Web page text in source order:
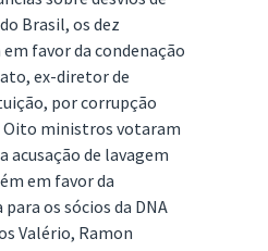
Brasil, os dez
favor da condenação
ex-diretor de
por corrupção
Oito ministros votaram
acusação de lavagem
em favor da
os sócios da DNA
Valério, Ramon